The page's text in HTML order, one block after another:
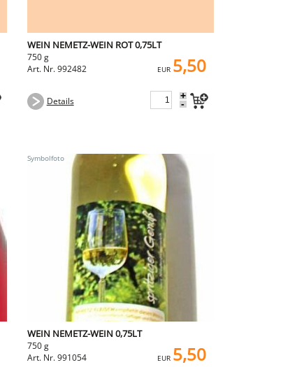
WEIN NEMETZ-WEIN ROT 0,75LT
750 g
Art. Nr. 992482
EUR 5,50
Details +
-
WEIN NEMETZ-WEIN 0,75LT
750 g
Art. Nr. 991054
EUR 5,50